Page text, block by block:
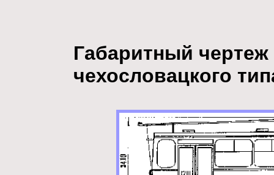
Габаритный чертеж
чехословацкого